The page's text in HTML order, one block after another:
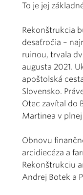
To je jej
Rekonštrukcia
desaťročia –
ruinou, trvala
augusta 2021.
apoštolská
Slovensko.
Otec zavítal do
Martinea v
Obnovu
arcidiecéza a
Rekonštrukciu
Andrej Botek a